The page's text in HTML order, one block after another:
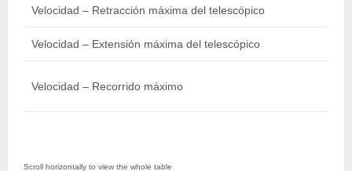
Velocidad – Retracción máxima del telescópico
Velocidad – Extensión máxima del telescópico
Velocidad – Recorrido máximo